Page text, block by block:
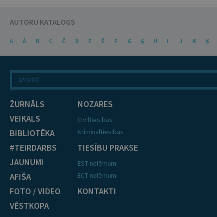
AUTORU KATALOGS
A Ā B C Č D E Ē F G Ģ H I J K Ķ
ŽURNĀLS
VEIKALS
BIBLIOTĒKA
#TEIRDARBS
JAUNUMI
AFIŠA
FOTO / VIDEO
VĒSTKOPA
NOZARES
Civiltiesības
Krimināltiesības
TIESĪBU PRAKSE
EST nolēmumi
ECT nolēmumi
KONTAKTI